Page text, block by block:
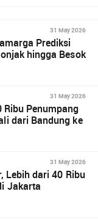
31 May 2026
Prediksi
hingga Besok
31 May 2026
Penumpang
dari Bandung ke
31 May 2026
Lebih dari 40 Ribu
Jakarta